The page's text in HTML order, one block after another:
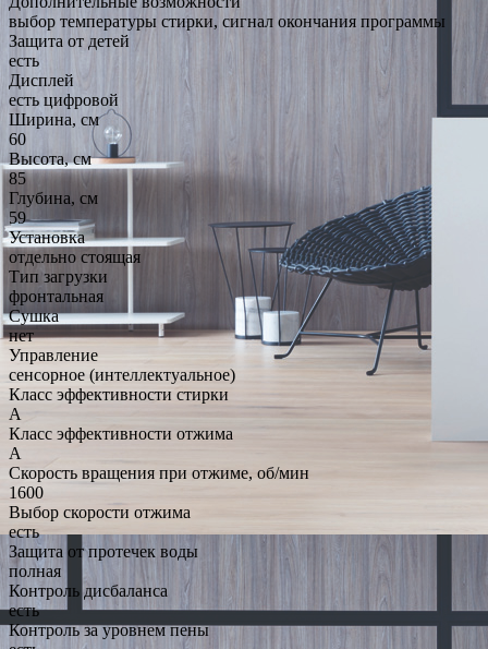
выбор температуры стирки, сигнал окончания программы
Защита от детей
есть
Дисплей
есть цифровой
Ширина, см
60
Высота, см
85
Глубина, см
59
Установка
отдельно стоящая
Тип загрузки
фронтальная
Сушка
нет
Управление
сенсорное (интеллектуальное)
Класс эффективности стирки
A
Класс эффективности отжима
A
Скорость вращения при отжиме, об/мин
1600
Выбор скорости отжима
есть
Защита от протечек воды
полная
Контроль дисбаланса
есть
Контроль за уровнем пены